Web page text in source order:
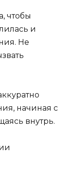
чтобы
и
Не
начиная с
внутрь.